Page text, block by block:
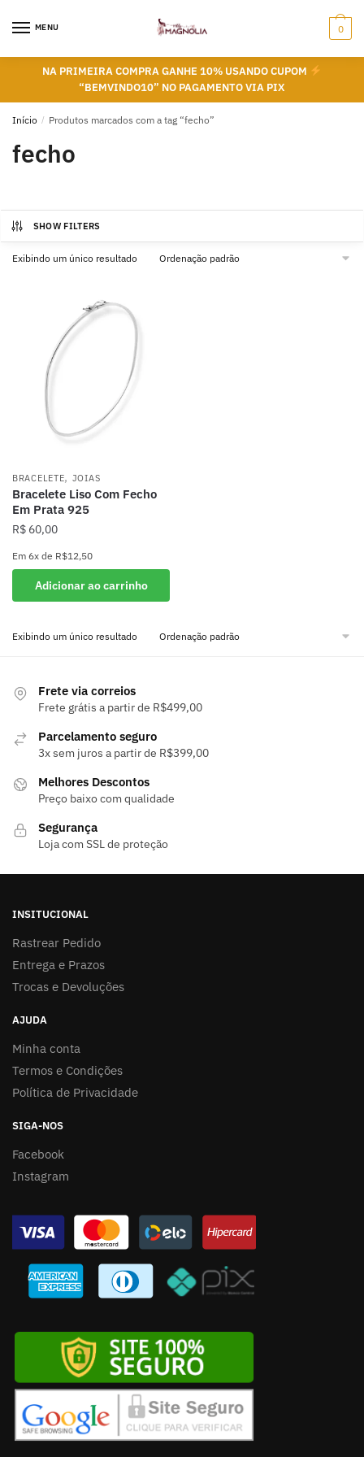
MENU 0
NA PRIMEIRA COMPRA GANHE 10% USANDO CUPOM
“BEMVINDO10” NO PAGAMENTO VIA PIX
Início / Produtos marcados com a tag “fecho”
fecho
SHOW FILTERS
Exibindo um único resultado
BRACELETE, JOIAS
Bracelete Liso Com Fecho
Em Prata 925
R$ 60,00
Em 6x de R$12,50
Adicionar ao carrinho
Exibindo um único resultado
Frete via correios
Frete grátis a partir de R$499,00
Parcelamento seguro
3x sem juros a partir de R$399,00
Melhores Descontos
Preço baixo com qualidade
Segurança
Loja com SSL de proteção
INSITUCIONAL
Rastrear Pedido
Entrega e Prazos
Trocas e Devoluções
AJUDA
Minha conta
Termos e Condições
Política de Privacidade
SIGA-NOS
Facebook
Instagram